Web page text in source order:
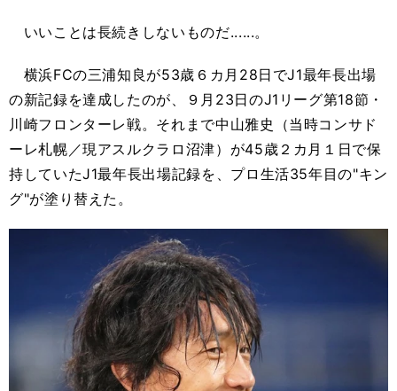
いいことは長続きしないものだ......。
横浜FCの三浦知良が53歳６カ月28日でJ1最年長出場
の新記録を達成したのが、９月23日のJ1リーグ第18節・
川崎フロンターレ戦。それまで中山雅史（当時コンサド
ーレ札幌／現アスルクラロ沼津）が45歳２カ月１日で保
持していたJ1最年長出場記録を、プロ生活35年目の"キン
グ"が塗り替えた。